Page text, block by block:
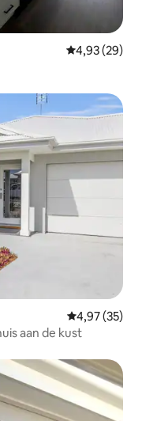
Gemiddelde
4,93 (29)
Gemiddelde
4,97 (35)
aan de kust